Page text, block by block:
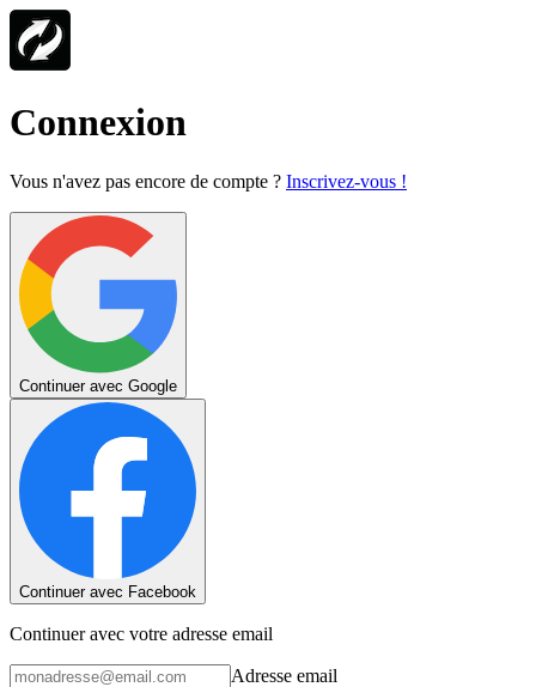
Connexion
Vous n'avez pas encore de compte ? Inscrivez-vous !
Continuer avec Google
Continuer avec Facebook
Continuer avec votre adresse email
Adresse email